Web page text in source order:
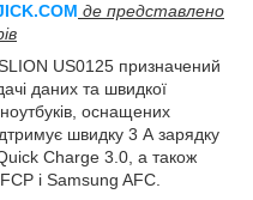
де представлено
US0125 призначений
даних та швидкої
оснащених
швидку 3 А зарядку
Charge 3.0, а також
і Samsung AFC.